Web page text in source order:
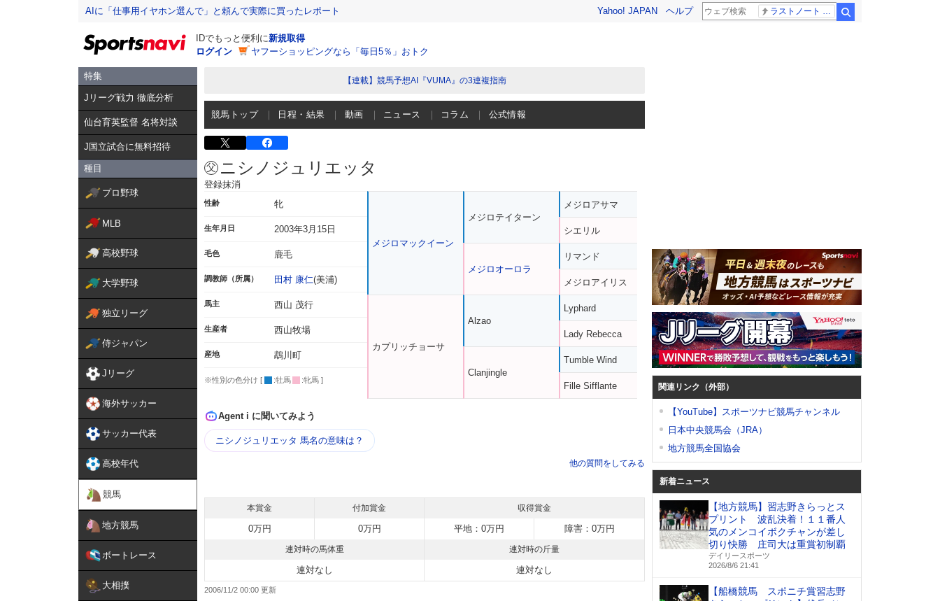
AIに「仕事用イヤホン選んで」と頼んで実際に買ったレポート Yahoo! JAPAN ヘルプ
IDでもっと便利に新規取得
ログイン
ヤフーショッピングなら「毎日5％」おトク
特集
Jリーグ戦力 徹底分析
仙台育英監督 名将対談
J国立試合に無料招待
種目
プロ野球
MLB
高校野球
大学野球
独立リーグ
侍ジャパン
Jリーグ
海外サッカー
サッカー代表
高校年代
競馬
地方競馬
ボートレース
大相撲
【連載】競馬予想AI『VUMA』の3連複指南
競馬トップ 日程・結果 動画 ニュース コラム 公式情報
ニシノジュリエッタ
登録抹消
性齢 牝
生年月日 2003年3月15日
毛色 鹿毛
調教師（所属） 田村 康仁(美浦)
馬主 西山 茂行
生産者 西山牧場
産地 鵡川町
※性別の色分け [ :牡馬 :牝馬 ]
メジロマックイーン
カプリッチョーサ
メジロテイターン
メジロオーロラ
Alzao
Clanjingle
メジロアサマ
シエリル
リマンド
メジロアイリス
Lyphard
Lady Rebecca
Tumble Wind
Fille Sifflante
Agent i に聞いてみよう
ニシノジュリエッタ 馬名の意味は？
他の質問をしてみる
本賞金 付加賞金 収得賞金
0万円 0万円 平地：0万円 障害：0万円
連対時の馬体重 連対時の斤量
連対なし 連対なし
2006/11/2 00:00
関連リンク（外部）
【YouTube】スポーツナビ競馬チャンネル
日本中央競馬会（JRA）
地方競馬全国協会
新着ニュース
【地方競馬】習志野きらっとス
プリント 波乱決着！１１番人
気のメンコイボクチャンが差し
切り快勝 庄司大は重賞初制覇
デイリースポーツ
2026/8/6 21:41
【船橋競馬 スポニチ賞習志野